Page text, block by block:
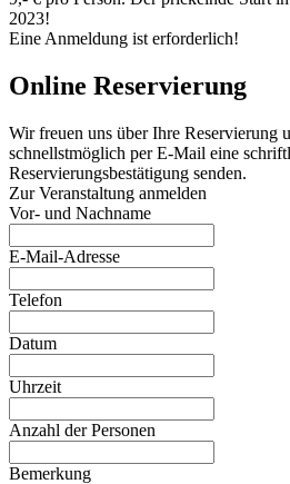
2023!
Eine Anmeldung ist erforderlich!
Online Reservierung
Wir freuen uns über Ihre Reservierung
schnellstmöglich per E-Mail eine
Reservierungsbestätigung senden.
Zur Veranstaltung anmelden
Vor- und Nachname
E-Mail-Adresse
Telefon
Datum
Uhrzeit
Anzahl der Personen
Bemerkung